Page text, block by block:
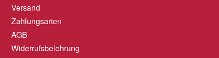
Versand
Zahlungsarten
AGB
Widerrufsbelehrung